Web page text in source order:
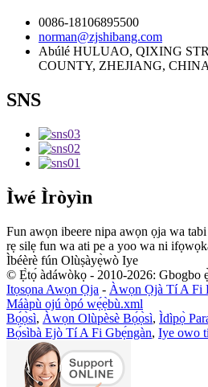
0086-18106895500
norman@zjshibang.com
Abúlé HULUAO, QIXING
COUNTY, ZHEJIANG,
SNS
Ìwé Ìròyìn
Fun awọn ibeere nipa awọn ọja wa
rẹ silẹ fun wa ati pe a yoo wa ni
Ìbéèrè fún Olùṣàyẹ̀wò Iye
© Ẹ̀tọ́ àdáwòkọ - 2010-2026: Gbogbo
Itọsọna Awọn Ọja - Àwọn Ọjà Tí A Fi
Máàpù ojú òpó wẹ́ẹ̀bù.xml
Bọ́ọ̀sì, Àwọn Olùpèsè Bọ́ọ̀sì, Ìdìpọ̀
Bọ́sìbà Ejò Tí A Fi Gbẹ́ngàn, Iye owo